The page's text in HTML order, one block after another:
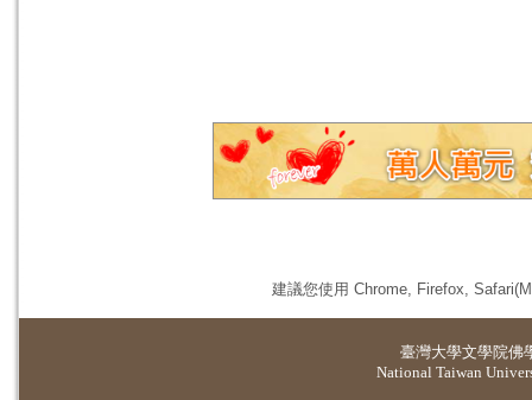
建議您使用 Chrome, Firefox,
臺灣大學文學院佛
National Taiwan